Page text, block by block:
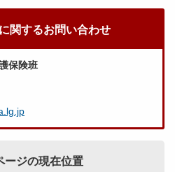
関するお問い合わせ
保険班
ージの現在位置